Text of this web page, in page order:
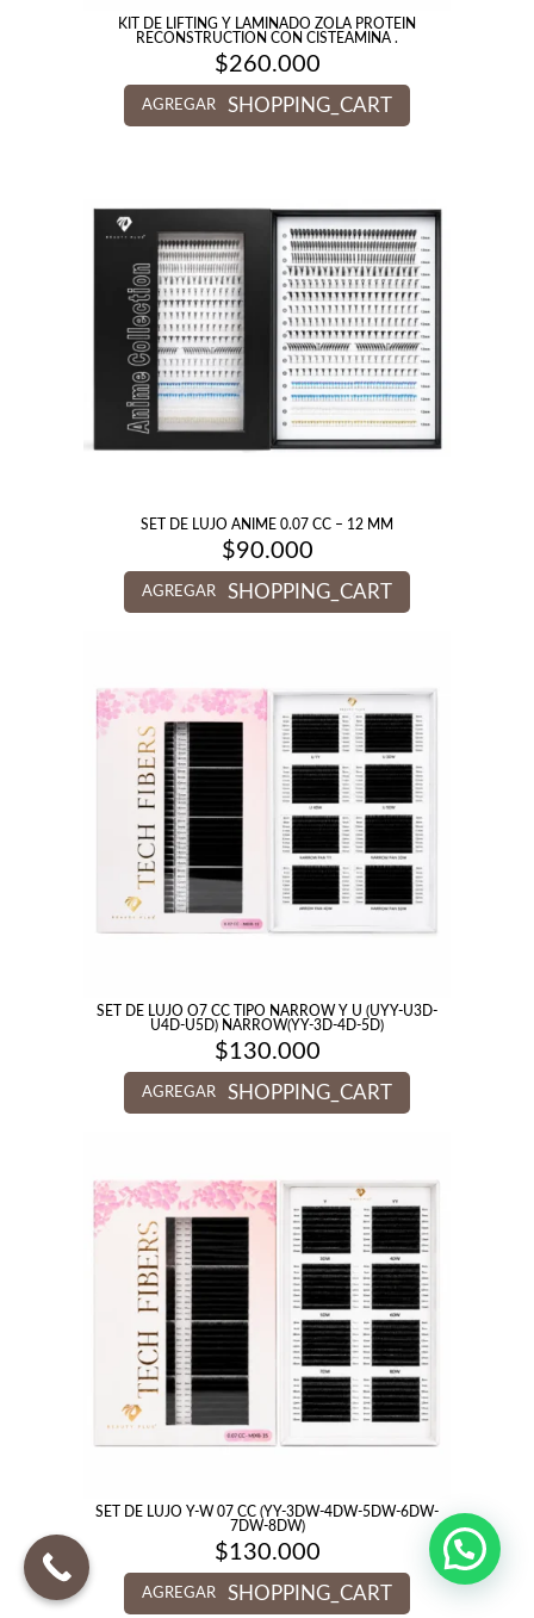
KIT DE LIFTING Y LAMINADO ZOLA PROTEIN
RECONSTRUCTION CON CISTEAMINA .
$260.000
AGREGAR SHOPPING_CART
SET DE LUJO ANIME 0.07 CC – 12 MM
$90.000
AGREGAR SHOPPING_CART
SET DE LUJO O7 CC TIPO NARROW Y U (UYY-U3D-
U4D-U5D) NARROW(YY-3D-4D-5D)
$130.000
AGREGAR SHOPPING_CART
SET DE LUJO Y-W 07 CC (YY-3DW-4DW-5DW-6DW-
7DW-8DW)
$130.000
AGREGAR SHOPPING_CART